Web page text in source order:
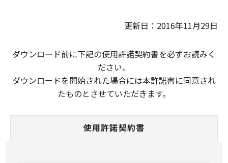
更新日：2016年11月29日
ダウンロード前に下記の使用許諾契約書を必ずお読みく
ださい。
ダウンロードを開始された場合には本許諾書に同意され
たものとさせていただきます。
使用許諾契約書